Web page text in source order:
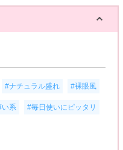
#ナチュラル盛れ #裸眼風
系 #毎日使いにピッタリ